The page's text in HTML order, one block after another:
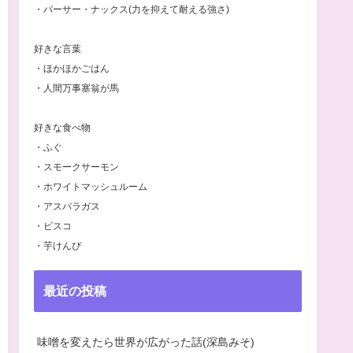
・パーサー・ナックス(力を抑えて耐える強さ)
好きな言葉
・ほかほかごはん
・人間万事塞翁が馬
好きな食べ物
・ふぐ
・スモークサーモン
・ホワイトマッシュルーム
・アスパラガス
・ビスコ
・芋けんぴ
最近の投稿
味噌を変えたら世界が広がった話(深島みそ)